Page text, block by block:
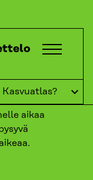
Kasvuatlas?
aikaa